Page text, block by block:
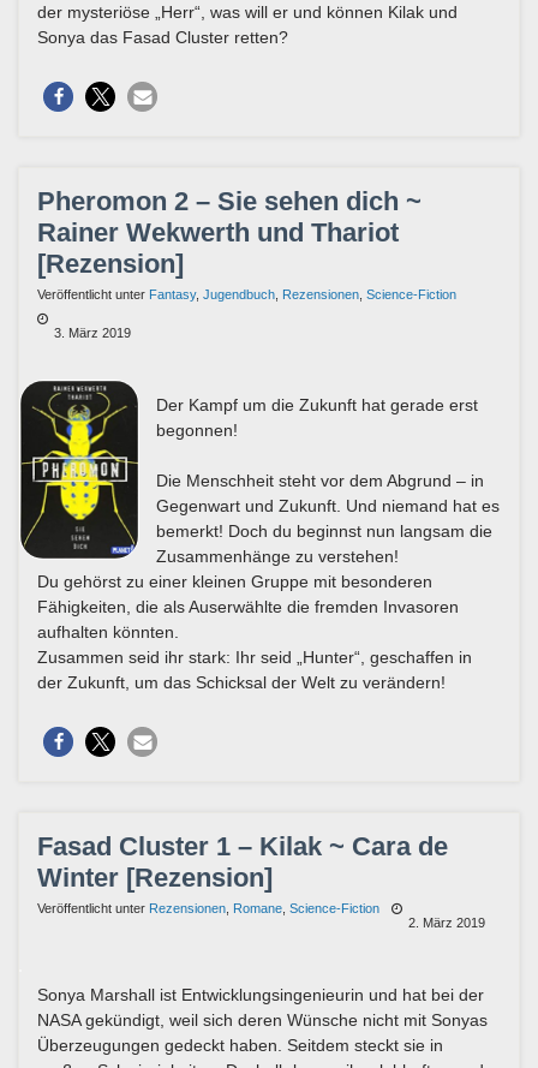
der mysteriöse „Herr“, was will er und können Kilak und
Sonya das Fasad Cluster retten?
Pheromon 2 – Sie sehen dich ~
Rainer Wekwerth und Thariot
[Rezension]
Veröffentlicht unter Fantasy, Jugendbuch Rezensionen Science-Fiction
3. März 2019
Der Kampf um die Zukunft hat gerade erst
begonnen!
Die Menschheit steht vor dem Abgrund – in
Gegenwart und Zukunft. Und niemand hat es
bemerkt! Doch du beginnst nun langsam die
Zusammenhänge zu verstehen!
Du gehörst zu einer kleinen Gruppe mit besonderen
Fähigkeiten, die als Auserwählte die fremden Invasoren
aufhalten könnten.
Zusammen seid ihr stark: Ihr seid „Hunter“, geschaffen in
der Zukunft, um das Schicksal der Welt zu verändern!
Fasad Cluster 1 – Kilak ~ Cara de
Winter [Rezension]
Veröffentlicht unter Rezensionen Romane Science-Fiction
2. März 2019
Sonya Marshall ist Entwicklungsingenieurin und hat bei der
NASA gekündigt, weil sich deren Wünsche nicht mit Sonyas
Überzeugungen gedeckt haben. Seitdem steckt sie in